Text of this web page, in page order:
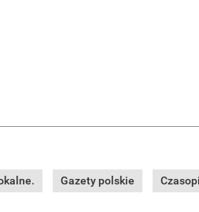
Gazety polskie